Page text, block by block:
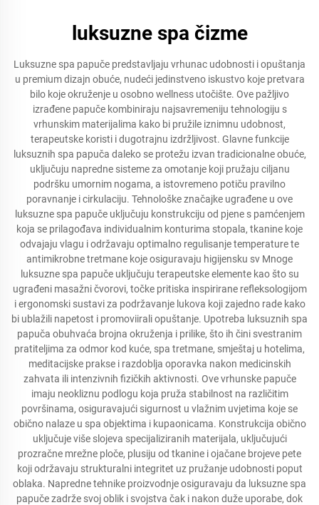
luksuzne spa čizme
Luksuzne spa papuče predstavljaju vrhunac udobnosti i opuštanja
u premium dizajn obuće, nudeći jedinstveno iskustvo koje pretvara
bilo koje okruženje u osobno wellness utočište. Ove pažljivo
izrađene papuče kombiniraju najsavremeniju tehnologiju s
vrhunskim materijalima kako bi pružile iznimnu udobnost,
terapeutske koristi i dugotrajnu izdržljivost. Glavne funkcije
luksuznih spa papuča daleko se protežu izvan tradicionalne obuće,
uključuju napredne sisteme za omotanje koji pružaju ciljanu
podršku umornim nogama, a istovremeno potiču pravilno
poravnanje i cirkulaciju. Tehnološke značajke ugrađene u ove
luksuzne spa papuče uključuju konstrukciju od pjene s pamćenjem
koja se prilagođava individualnim konturima stopala, tkanine koje
odvajaju vlagu i održavaju optimalno regulisanje temperature te
antimikrobne tretmane koje osiguravaju higijensku sv Mnoge
luksuzne spa papuče uključuju terapeutske elemente kao što su
ugrađeni masažni čvorovi, točke pritiska inspirirane refleksologijom
i ergonomski sustavi za podržavanje lukova koji zajedno rade kako
bi ublažili napetost i promoviirali opuštanje. Upotreba luksuznih spa
papuča obuhvaća brojna okruženja i prilike, što ih čini svestranim
pratiteljima za odmor kod kuće, spa tretmane, smještaj u hotelima,
meditacijske prakse i razdoblja oporavka nakon medicinskih
zahvata ili intenzivnih fizičkih aktivnosti. Ove vrhunske papuče
imaju neokliznu podlogu koja pruža stabilnost na različitim
površinama, osiguravajući sigurnost u vlažnim uvjetima koje se
obično nalaze u spa objektima i kupaonicama. Konstrukcija obično
uključuje više slojeva specijaliziranih materijala, uključujući
prozračne mrežne ploče, plusiju od tkanine i ojačane brojeve pete
koji održavaju strukturalni integritet uz pružanje udobnosti poput
oblaka. Napredne tehnike proizvodnje osiguravaju da luksuzne spa
papuče zadrže svoj oblik i svojstva čak i nakon duže uporabe, dok